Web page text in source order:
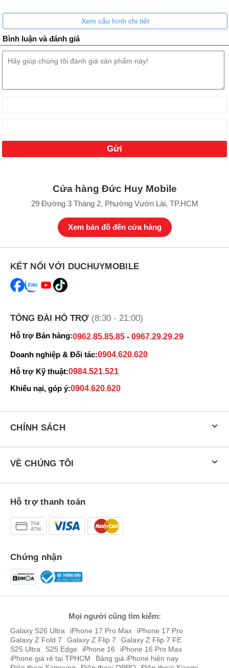
Xem cấu hình chi tiết
Bình luận và đánh giá
Cửa hàng Đức Huy Mobile
29 Đường 3 Tháng 2, Phường Vườn Lài, TP.HCM
Xem bản đồ đến cửa hàng
KẾT NỐI VỚI DUCHUYMOBILE
TỔNG ĐÀI HỖ TRỢ (8:30 - 21:00)
Hỗ trợ Bán hàng:0962.85.85.85 - 0967.29.29.29
Doanh nghiệp & Đối tác:0904.620.620
Hỗ trợ Kỹ thuật:0984.521.521
Khiếu nại, góp ý:0904.620.620
CHÍNH SÁCH
VỀ CHÚNG TÔI
Hỗ trợ thanh toán
Chứng nhận
Mọi người cũng tìm kiếm:
Galaxy S26 Ultra iPhone 17 Pro Max
iPhone 17 Pro
Galaxy Z Fold 7
Galaxy Z Flip 7
Galaxy Z Flip 7 FE
S25 Ultra
S25 Edge iPhone 16
iPhone 16 Pro Max
iPhone giá rẻ tại TPHCM
Bảng giá iPhone hiện nay